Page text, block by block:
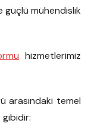
güçlü mühendislik
hizmetlerimiz
arasındaki temel
gibidir: